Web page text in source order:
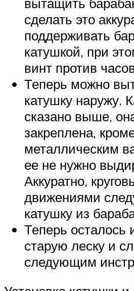
сделать это
поддерживать
катушкой, при
винт против
Теперь можно
катушку наружу.
сказано выше,
закреплена,
металлическим
ее не нужно
Аккуратно,
движениями
катушку из
Теперь осталось
старую леску и
следующим